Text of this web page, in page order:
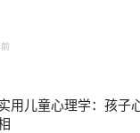
用儿童心理学：孩子